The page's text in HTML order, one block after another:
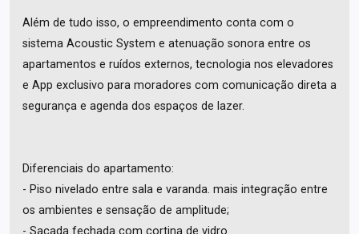
Além de tudo isso, o empreendimento conta com o
sistema Acoustic System e atenuação sonora entre os
apartamentos e ruídos externos, tecnologia nos elevadores
e App exclusivo para moradores com comunicação direta a
segurança e agenda dos espaços de lazer.
Diferenciais do apartamento:
- Piso nivelado entre sala e varanda. mais integração entre
os ambientes e sensação de amplitude;
- Sacada fechada com cortina de vidro.